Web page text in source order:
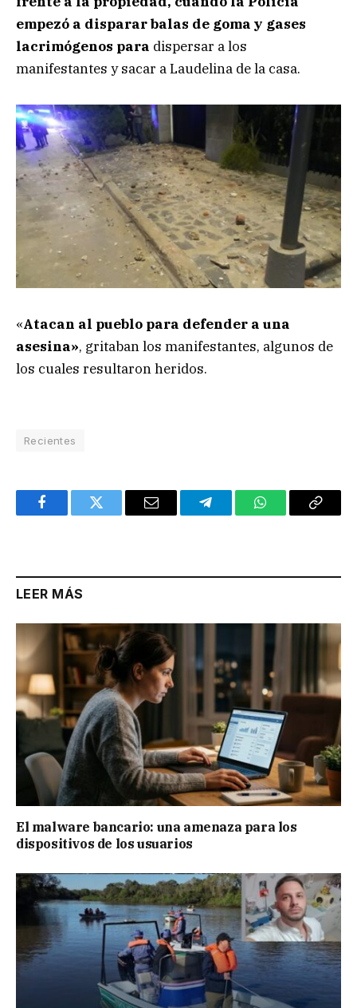
empezó a disparar balas de goma y gases
lacrimógenos para dispersar a los
manifestantes y sacar a Laudelina de la casa.
«Atacan al pueblo para defender a una
asesina», gritaban los manifestantes, algunos de
los cuales resultaron heridos.
Recientes
FacebookTwitter Email TelegramWhatsAppCopy
LEER MÁS
El malware bancario: una amenaza para los
dispositivos de los usuarios